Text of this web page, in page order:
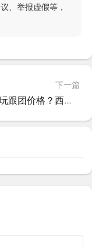
、举报虚假等，
下一篇
西藏游玩跟团价格？西藏旅游攻略跟团